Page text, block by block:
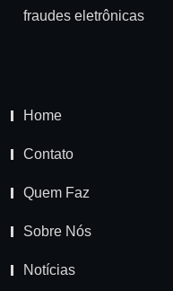
fraudes eletrônicas
Home
Contato
Quem Faz
Sobre Nós
Notícias